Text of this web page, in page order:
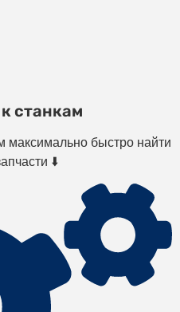
станкам
максимально быстро найти
⬇️